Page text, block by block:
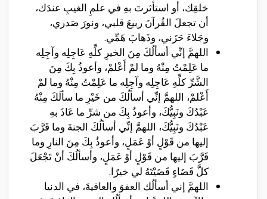
خلقِك، أو استأثرتَ بهِ في علمِ الغيبِ عندَك،
أن تجعلَ القُرآنَ ربيعَ قلبي، ونورَ صَدري،
وجَلاءَ حَزَني، وذَهابَ هَمِّي.
اللهمَّ إنِّي أسألُكَ مِنَ الخيرِ كلِّهِ عَاجِلِه وآجِلِه
ما عَلِمْتُ مِنْهُ وما لمْ أَعْلمْ، وأعوذُ بِكَ مِنَ
الشَّرِّ كلِّهِ عَاجِلِه وآجِلِه ما عَلِمْتُ مِنْهُ وما لمْ
أَعْلمْ، اللهمَّ إنِّي أسألُكَ من خَيْرِ ما سألَكَ مِنْهُ
عَبْدُكَ ونَبِيُّكَ، وأعوذُ بِكَ من شرِّ ما عَاذَ بهِ
عَبْدُكَ ونَبِيُّكَ، اللهمَّ إنِّي أسألُكَ الجنةَ وما قَرَّبَ
إليها من قَوْلٍ أوْ عَمَلٍ، وأعوذُ بِكَ مِنَ النارِ وما
قَرَّبَ إليها من قَوْلٍ أوْ عَمَلٍ، وأسألُكَ أنْ تَجْعَلَ
كلَّ قَضَاءٍ قَضَيْتَهُ لي خيرًا.
اللهمَّ إني أسألُك العفوَ والعافيةَ، في الدنيا